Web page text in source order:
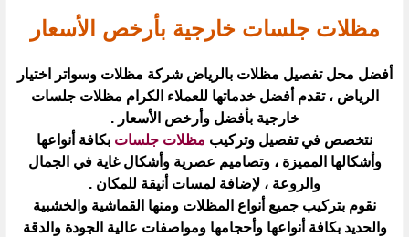
مظلات جلسات خارجية بأرخص الأسعار
أفضل محل تفصيل مظلات بالرياض شركة مظلات وسواتر اختيار
الرياض ، تقدم أفضل خدماتها للعملاء الكرام مظلات جلسات
خارجية بأفضل وأرخص الأسعار .
نتخصص في تفصيل وتركيب مظلات جلسات بكافة أنواعها
وأشكالها المميزة ، وتصاميم عصرية وأشكال غاية في الجمال
والروعة ، لإضافة لمسات أنيقة للمكان .
نقوم بتركيب جميع أنواع المظلات ومنها القماشية والخشبية
والحديد بكافة أنواعها وأحجامها ومواصفات عالية الجودة والدقة